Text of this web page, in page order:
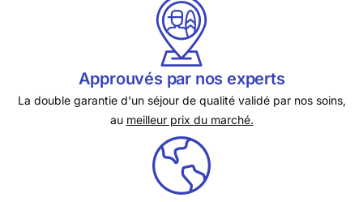
Approuvés par nos experts
La double garantie d'un séjour de qualité validé par nos soins,
au meilleur prix du marché.